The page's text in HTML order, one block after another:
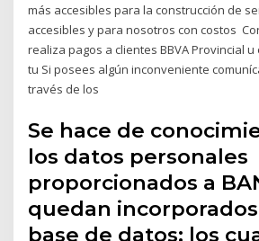
más accesibles para la construcción de
accesibles y para nosotros con costos
realiza pagos a clientes BBVA Provincial
tu Si posees algún inconveniente
través de los
Se hace de
los datos personales
proporcionados a
quedan
base de datos; los